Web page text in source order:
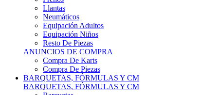
Neumáticos
Equipación Adultos
Equipación Niños
Resto De Piezas
ANUNCIOS DE COMPRA
Compra De Karts
Compra De Piezas
BARQUETAS, FÓRMULAS Y CM
BARQUETAS, FÓRMULAS Y CM
Barquetas
Fórmulas